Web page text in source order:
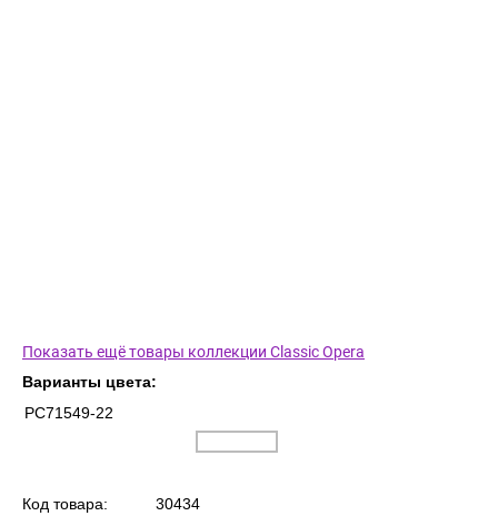
Показать ещё товары коллекции Classic Opera
Варианты цвета:
PC71549-22
Код товара: 30434